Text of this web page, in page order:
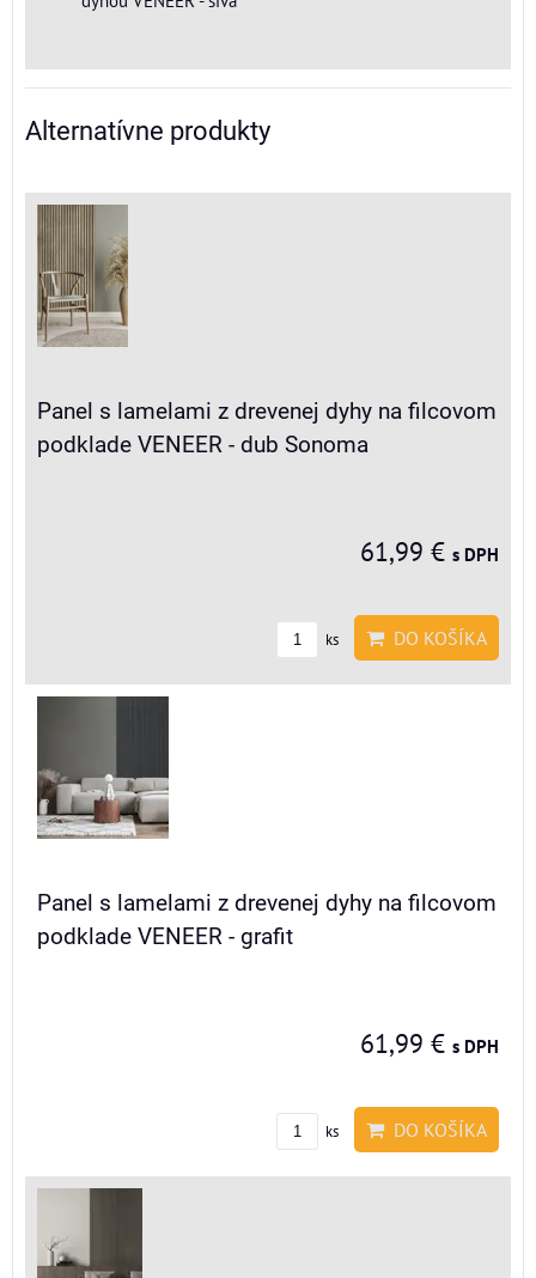
Alternatívne produkty
Panel s lamelami z drevenej dyhy na filcovom
podklade VENEER - dub Sonoma
61,99 € s DPH
ks DO KOŠÍKA
Panel s lamelami z drevenej dyhy na filcovom
podklade VENEER - grafit
61,99 € s DPH
ks DO KOŠÍKA